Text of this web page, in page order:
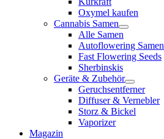
Oxymel kaufen
Cannabis Samen
Alle Samen
Autoflowering Samen
Fast Flowering Seeds
Sherbinskis
Geräte & Zubehör
Geruchsentferner
Diffuser & Vernebler
Storz & Bickel
Vaporizer
Magazin